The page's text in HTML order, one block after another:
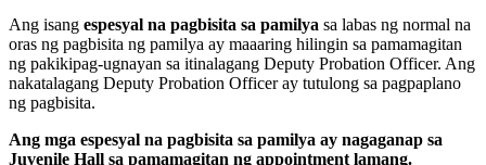
Ang isang espesyal na pagbisita sa pamilya sa labas ng normal na
oras ng pagbisita ng pamilya ay maaaring hilingin sa pamamagitan
ng pakikipag-ugnayan sa itinalagang Deputy Probation Officer. Ang
nakatalagang Deputy Probation Officer ay tutulong sa pagpaplano
ng pagbisita.
Ang mga espesyal na pagbisita sa pamilya ay nagaganap sa
Juvenile Hall sa pamamagitan ng appointment lamang.